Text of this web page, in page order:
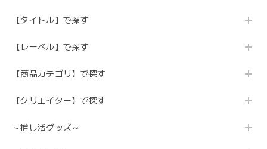
【タイトル】で探す
【レーベル】で探す
【商品カテゴリ】で探す
【クリエイター】で探す
～推し活グッズ～